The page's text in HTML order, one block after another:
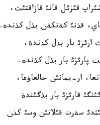
قئزئل قانئ قازاقتئث،
قذنئ كةتكةن بذل كذندة.
ارئزئ بار بذل كذندة،
پارئزئ بار بذل كذندة.
ار-يمانئن جالعاؤعا،
قارئزئ بار بذگئندة
سةرت قئلاتئن وسئ كذن